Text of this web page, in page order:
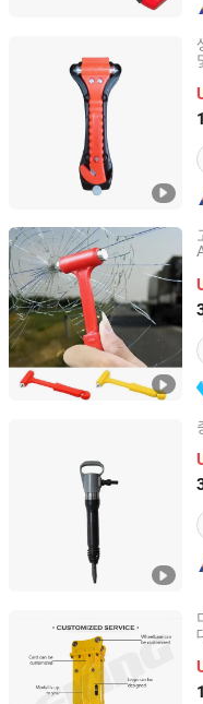
Hangzhou Ansu Fire
Zhejiang, China
Shine Peak Group (HK)
Hubei, China
Zhejiang Jushan
Zhejiang, China
Shandong LeKing
Shandong, China